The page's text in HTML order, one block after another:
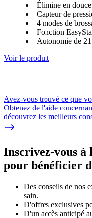
Élimine en
Capteur de
4 modes de
Fonction
Autonomie de
Voir le produit
Avez-vous trouvé ce que
Obtenez de l'aide
découvrez les meilleurs
Inscrivez-vous à
pour bénéficier
Des conseils de nos
sain.
D'offres exclusives
D'un accès anticipé